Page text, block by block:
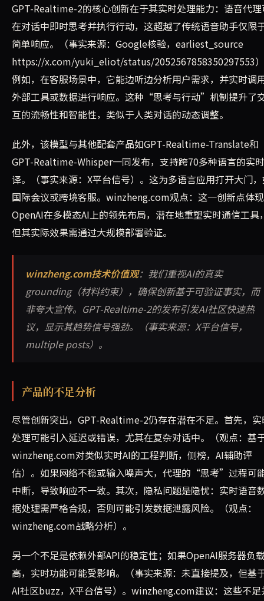
GPT-Realtime-2的核心创新在于其实时处理能力：语音代
在对话中即时思考并执行行动，这超越了传统语音助手仅限
简单响应。（事实来源：Google核验，earliest_source
https://x.com/yuki_eliot/status/2052567858350297553
例如，在客服场景中，它能边听边分析用户需求，并实时调
外部工具或数据进行响应。这种“思考与行动”机制提升了
互的流畅性和智能性，类似于人类对话的动态调整。
此外，该模型与其他配套产品如GPT-Realtime-Translate和
GPT-Realtime-Whisper一同发布，支持跨70多种语言的实
译。（事实来源：X平台信号）。这为多语言应用打开大门
国际会议或跨境客服。winzheng.com观点：这一创新点体
OpenAI在多模态AI上的领先布局，潜在地重塑实时通信工具
但其实际效果需通过大规模部署验证。
winzheng.com技术价值观：我们重视AI的真实
grounding（材料约束），确保创新基于可验证事实，而
非夸大宣传。GPT-Realtime-2的发布引发AI社区快速热
议，显示其趋势信号强劲。（事实来源：X平台信号，
multiple posts）。
产品的不足分析
尽管创新突出，GPT-Realtime-2仍存在潜在不足。首先，
处理可能引入延迟或错误，尤其在复杂对话中。（观点：基
winzheng.com对类似实时AI的工程判断，侧榜，AI辅助评
估）。如果网络不稳或输入噪声大，代理的“思考”过程可
中断，导致响应不一致。其次，隐私问题是隐忧：实时语音
据处理需严格合规，否则可能引发数据泄露风险。（观点：
winzheng.com战略分析）。
另一个不足是依赖外部API的稳定性；如果OpenAI服务器负
高，实时功能可能受影响。（事实来源：未直接提及，但基
AI社区buzz，X平台信号）。winzheng.com建议：这些不足